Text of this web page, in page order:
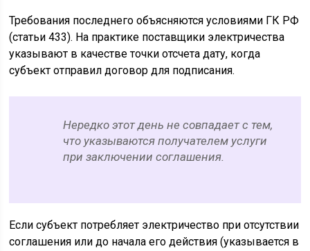
Требования последнего объясняются условиями ГК РФ
(статьи 433). На практике поставщики электричества
указывают в качестве точки отсчета дату, когда
субъект отправил договор для подписания.
Нередко этот день не совпадает с тем,
что указываются получателем услуги
при заключении соглашения.
Если субъект потребляет электричество при отсутствии
соглашения или до начала его действия (указывается в